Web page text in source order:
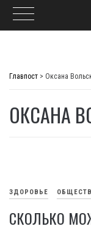
Главпост > Оксана
ОКСАНА
ЗДОРОВЬЕ
СКОЛЬКО